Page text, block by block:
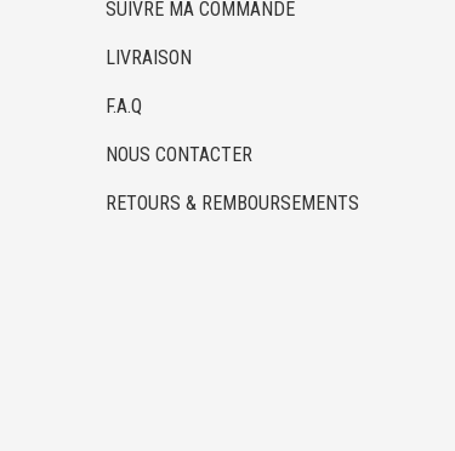
SUIVRE MA COMMANDE
LIVRAISON
F.A.Q
NOUS CONTACTER
RETOURS & REMBOURSEMENTS